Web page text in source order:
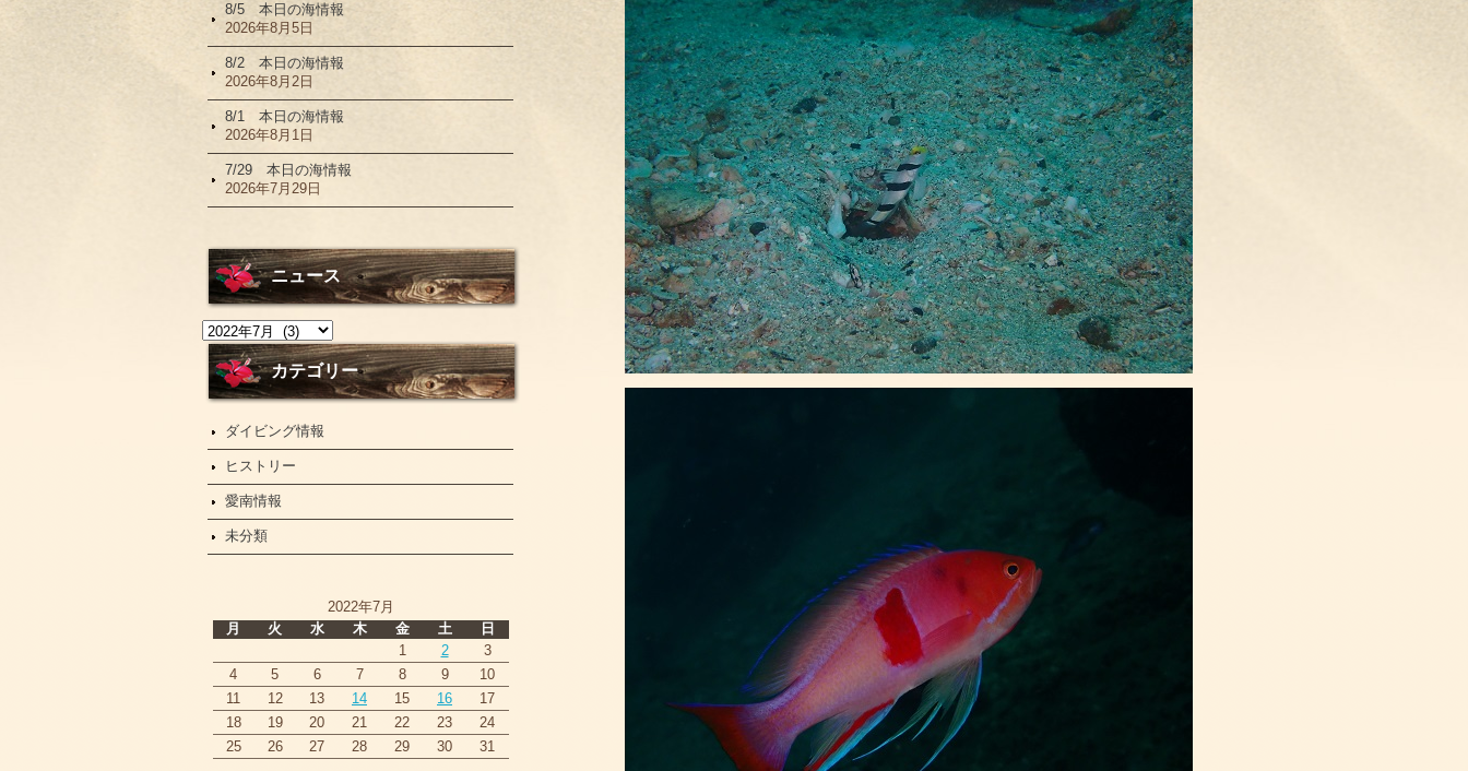
8/5 本日の海情報
2026年8月5日
8/2 本日の海情報
2026年8月2日
8/1 本日の海情報
2026年8月1日
7/29 本日の海情報
2026年7月29日
ニュース
ニ
ュ
ー
カテゴリー
ダイビング情報
ヒストリー
愛南情報
未分類
2022年7月
月
火 水 木 金 土
日
1
2
3
4
5 6 7 8 9
10
11
12 13 14 15 16
17
18
19 20 21 22 23
24
25
26 27 28 29 30 31